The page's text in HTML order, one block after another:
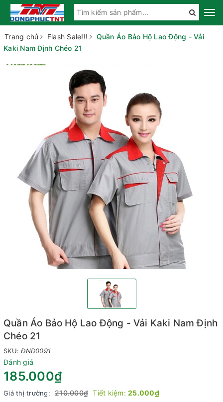
Trang chủ Flash Sale!!!
Quần Áo Bảo Hộ Lao Động - Vải
Kaki Nam Định Chéo 21
Quần Áo Bảo Hộ Lao Động - Vải Kaki Nam Định
Chéo 21
SKU:ĐND0091
Đánh giá
185.000₫
Giá thị trường: 210.000₫ Tiết kiệm: 25.000₫